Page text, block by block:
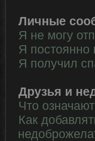
Личные
Я не могу
Я
Я получил
Друзья и
Что
Как